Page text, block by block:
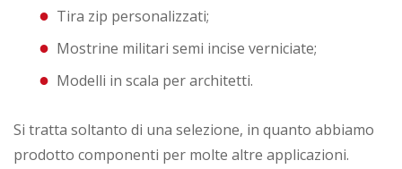
Tira zip personalizzati;
Mostrine militari semi incise verniciate;
Modelli in scala per architetti.
Si tratta soltanto di una selezione, in quanto abbiamo
prodotto componenti per molte altre applicazioni.